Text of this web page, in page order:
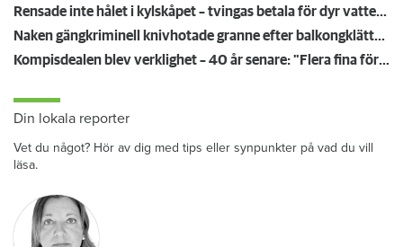
Rensade inte hålet i kylskåpet – tvingas betala för dyr vattenskada
Naken gängkriminell knivhotade granne efter balkongklättring
Kompisdealen blev verklighet – 40 år senare: "Flera fina fördelar med att dela bostad"
Din lokala reporter
Vet du något? Hör av dig med tips eller synpunkter på vad du vill
läsa.